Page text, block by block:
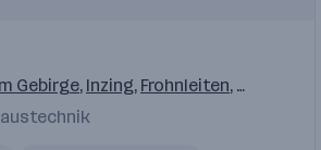
Gebirge, Inzing, Frohnleiten,